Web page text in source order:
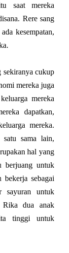
saat mereka
Rere sang
kesempatan,
sekiranya cukup
mereka juga
mereka
dapatkan,
mereka.
satu sama lain,
hal yang
berjuang untuk
bekerja sebagai
sayuran untuk
Rika dua anak
tinggi untuk